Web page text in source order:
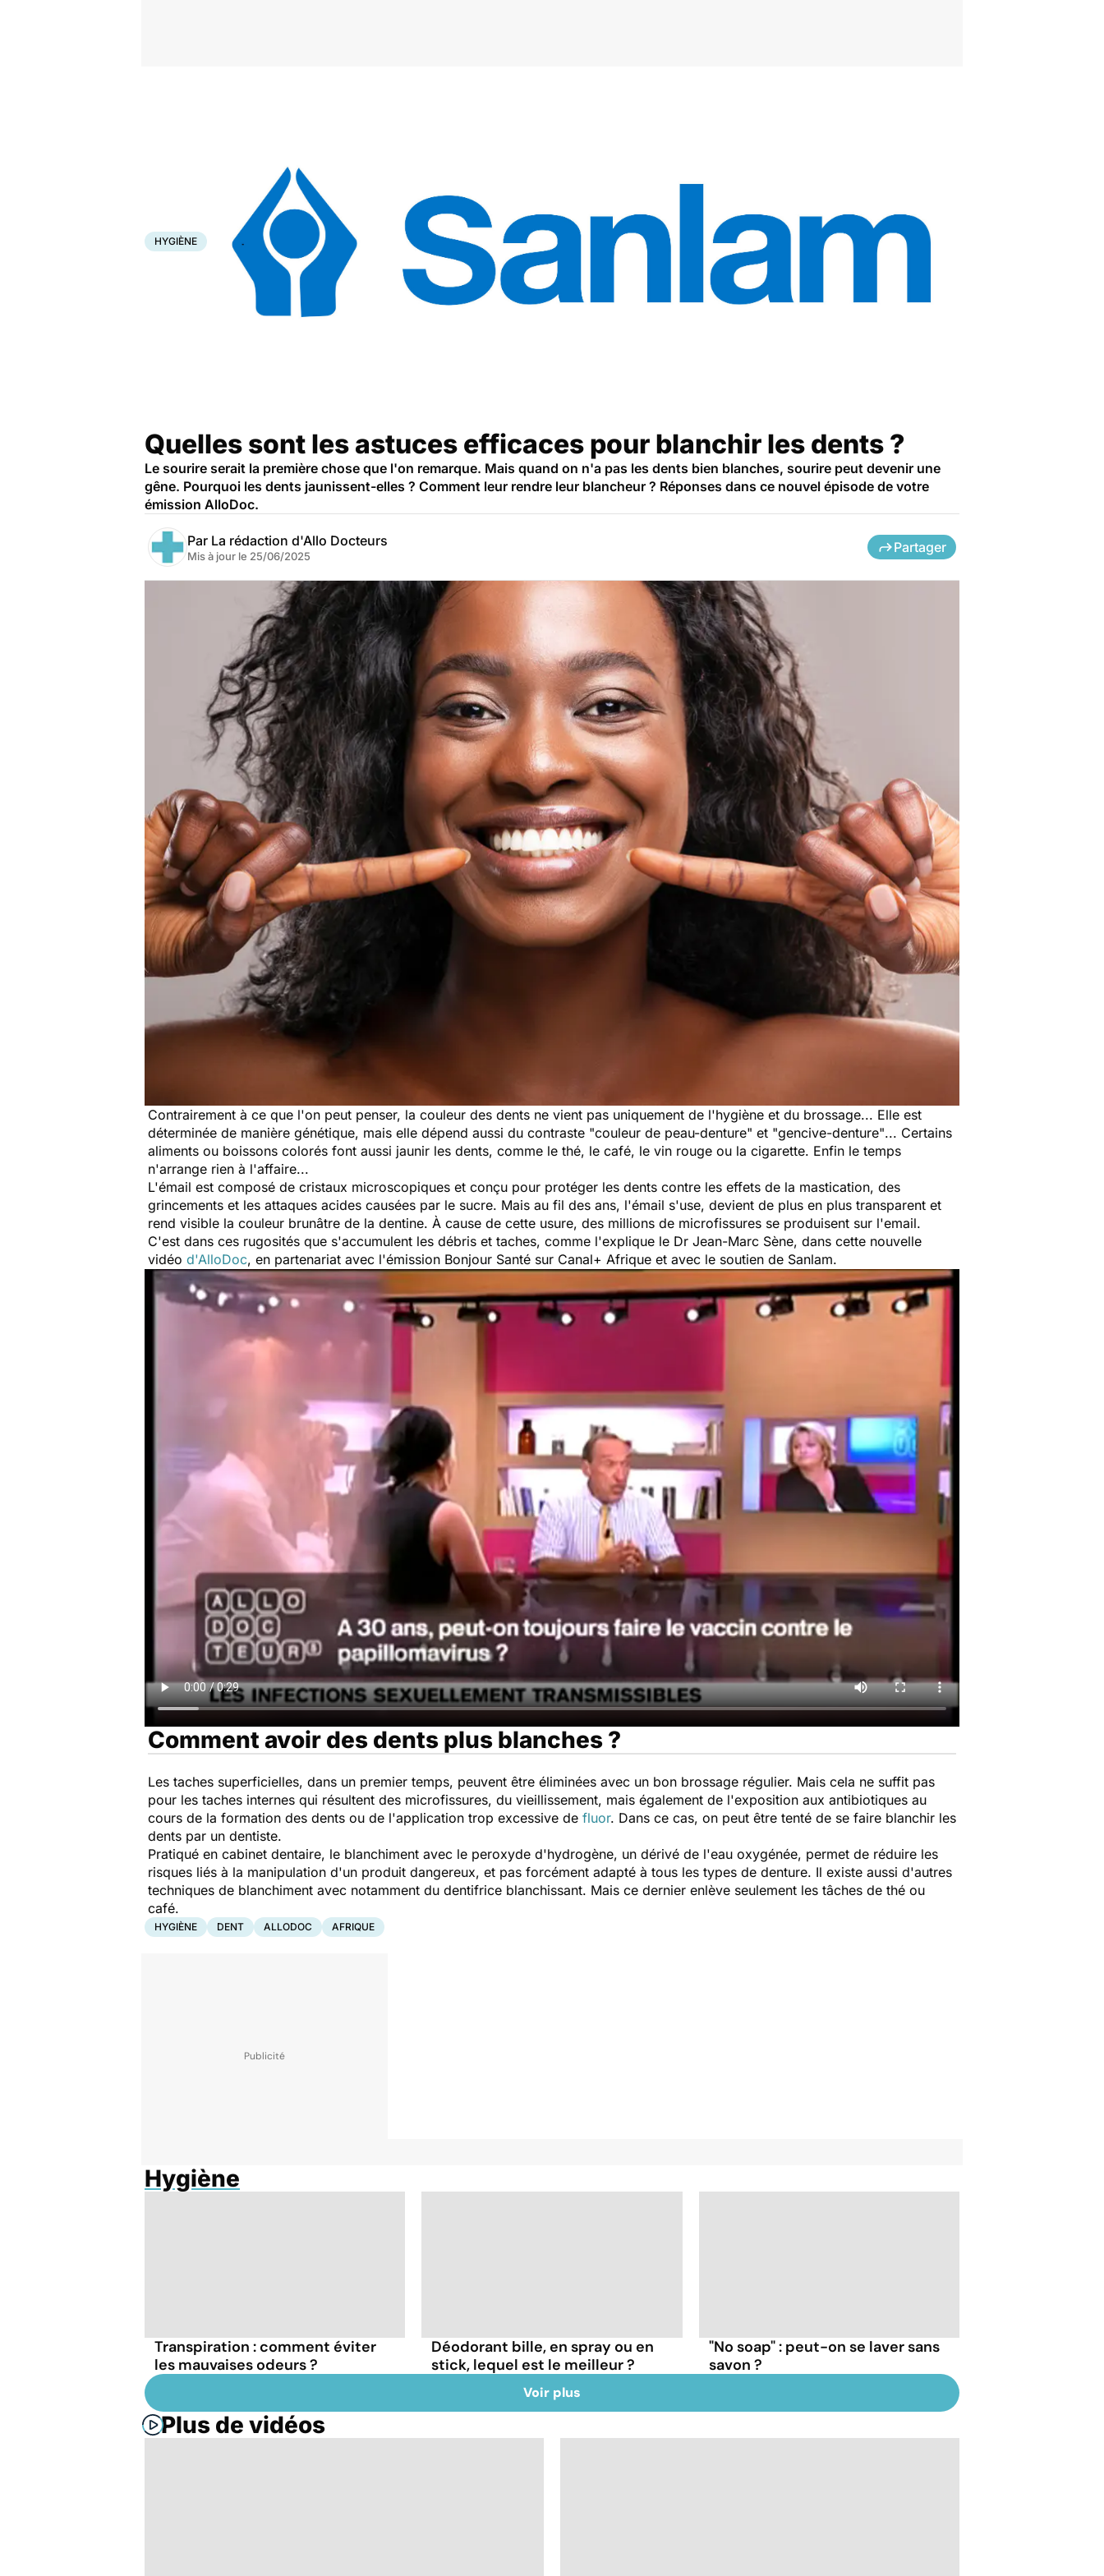
HYGIÈNE
Quelles sont les astuces efficaces pour blanchir les dents ?
Le sourire serait la première chose que l'on remarque. Mais quand on n'a pas les dents bien blanches, sourire peut devenir une
gêne. Pourquoi les dents jaunissent-elles ? Comment leur rendre leur blancheur ? Réponses dans ce nouvel épisode de votre
émission AlloDoc.
Par La rédaction d'Allo Docteurs
Mis à jour le 25/06/2025
Partager
Contrairement à ce que l'on peut penser, la couleur des dents ne vient pas uniquement de l'hygiène et du brossage... Elle est
déterminée de manière génétique, mais elle dépend aussi du contraste "couleur de peau-denture" et "gencive-denture"... Certains
aliments ou boissons colorés font aussi jaunir les dents, comme le thé, le café, le vin rouge ou la cigarette. Enfin le temps
n'arrange rien à l'affaire...
L'émail est composé de cristaux microscopiques et conçu pour protéger les dents contre les effets de la mastication, des
grincements et les attaques acides causées par le sucre. Mais au fil des ans, l'émail s'use, devient de plus en plus transparent et
rend visible la couleur brunâtre de la dentine. À cause de cette usure, des millions de microfissures se produisent sur l'email.
C'est dans ces rugosités que s'accumulent les débris et taches, comme l'explique le Dr Jean-Marc Sène, dans cette nouvelle
vidéo d'AlloDoc, en partenariat avec l'émission Bonjour Santé sur Canal+ Afrique et avec le soutien de Sanlam.
Comment avoir des dents plus blanches ?
Les taches superficielles, dans un premier temps, peuvent être éliminées avec un bon brossage régulier. Mais cela ne suffit pas
pour les taches internes qui résultent des microfissures, du vieillissement, mais également de l'exposition aux antibiotiques au
cours de la formation des dents ou de l'application trop excessive de fluor. Dans ce cas, on peut être tenté de se faire blanchir les
dents par un dentiste.
Pratiqué en cabinet dentaire, le blanchiment avec le peroxyde d'hydrogène, un dérivé de l'eau oxygénée, permet de réduire les
risques liés à la manipulation d'un produit dangereux, et pas forcément adapté à tous les types de denture. Il existe aussi d'autres
techniques de blanchiment avec notamment du dentifrice blanchissant. Mais ce dernier enlève seulement les tâches de thé ou
café.
HYGIÈNE DENT ALLODOC AFRIQUE
Hygiène
Transpiration : comment éviter
les mauvaises odeurs ?
Déodorant bille, en spray ou en
stick, lequel est le meilleur ?
"No soap" : peut-on se laver sans
savon ?
Voir plus
Plus de vidéos